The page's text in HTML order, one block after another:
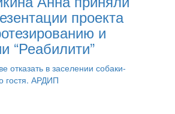
проекта
и
“Реабилити”